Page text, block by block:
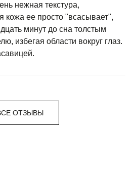
нежная текстура,
кожа ее просто "всасывает",
минут до сна толстым
избегая области вокруг глаз.
ОТЗЫВЫ